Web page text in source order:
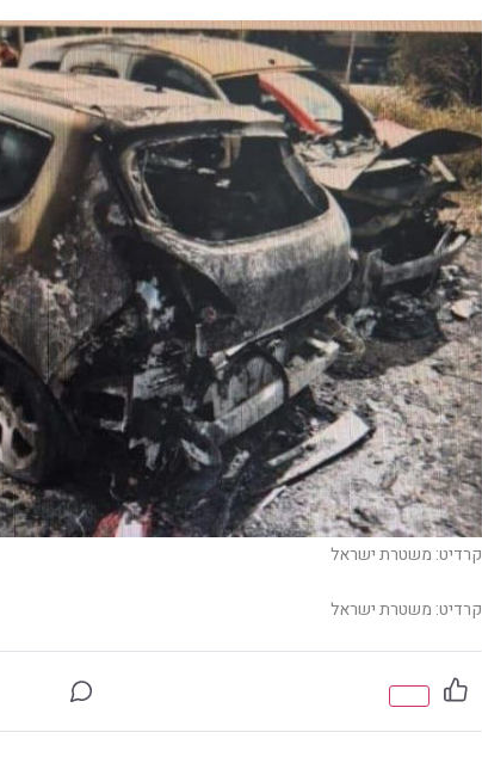
קרדיט: משטרת ישראל
קרדיט: משטרת ישראל